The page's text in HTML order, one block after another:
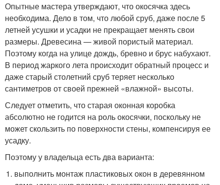
Опытные мастера утверждают, что окосячка здесь
необходима. Дело в том, что любой сруб, даже после 5
летней усушки и усадки не прекращает менять свои
размеры. Древесина — живой пористый материал.
Поэтому когда на улице дождь, бревно и брус набухают.
В период жаркого лета происходит обратный процесс и
даже старый столетний сруб теряет несколько
сантиметров от своей прежней «влажной» высоты.
Следует отметить, что старая оконная коробка
абсолютно не годится на роль окосячки, поскольку не
может скользить по поверхности стены, компенсируя ее
усадку.
Поэтому у владельца есть два варианта:
выполнить монтаж пластиковых окон в деревянном